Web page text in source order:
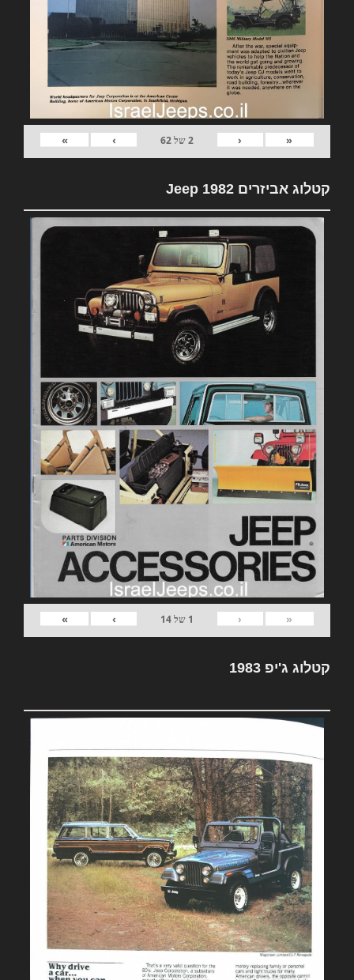
«
‹
2של62
›
»
קטלוג אביזרים 1982 Jeep
«
‹
1 של14
›
»
קטלוג ג'יפ 1983